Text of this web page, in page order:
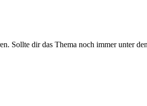
Sollte dir das Thema noch immer unter